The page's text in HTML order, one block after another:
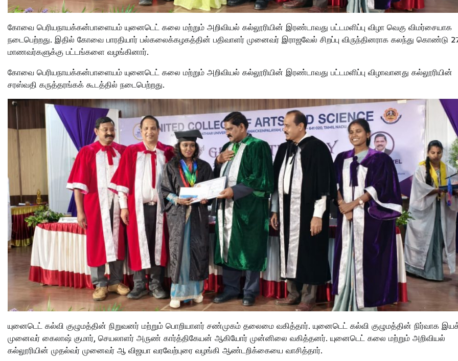
கோவை பெரியநாயக்கன்பாளையம் யுனைடெட் கலை மற்றும் அறிவியல் கல்லூரியின் இரண்டாவது பட்டமளிப்பு விழா வெகு விமர்சையாக
நடைபெற்றது. இதில் கோவை பாரதியார் பல்கலைக்கழகத்தின் பதிவாளர் முனைவர் இராஜவேல் சிறப்பு விருந்தினராக கலந்து கொண்டு
மாணவர்களுக்கு பட்டங்களை வழங்கினார்.
கோவை பெரியநாயக்கன்பாளையம் யுனைடெட் கலை மற்றும் அறிவியல் கல்லூரியின் இரண்டாவது பட்டமளிப்பு விழாவானது கல்லூரியின்
சரஸ்வதி கருத்தரங்கக் கூடத்தில் நடைபெற்றது.
யுனைடெட் கல்வி குழுமத்தின் நிறுவனர் மற்றும் பொறியாளர் சண்முகம் தலைமை வகித்தார். யுனைடெட் கல்வி குழுமத்தின் நிர்வாக
முனைவர் கைலாஷ் குமார், செயலாளர் அருண் கார்த்திகேயன் ஆகியோர் முன்னிலை வகித்தனர். யுனைடெட் கலை மற்றும் அறிவியல்
கல்லூரியின் முதல்வர் முனைவர் ஆ விஜயா வரவேற்புரை வழங்கி ஆண்டறிக்கையை வாசித்தார்.